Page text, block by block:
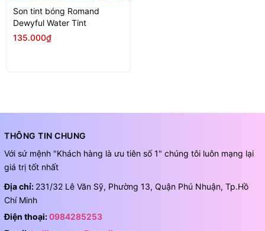
Son tint bóng Romand
Dewyful Water Tint
135.000₫
THÔNG TIN CHUNG
Với sứ mệnh "Khách hàng là ưu tiên số 1" chúng tôi luôn mạng lại
giá trị tốt nhất
Địa chỉ: 231/32 Lê Văn Sỹ, Phường 13, Quận Phú Nhuận, Tp.Hồ
Chí Minh
Điện thoại:0984285253